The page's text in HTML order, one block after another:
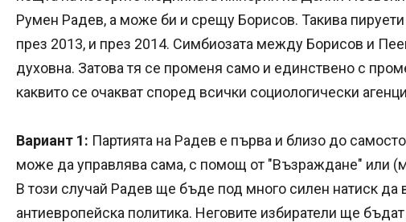
Румен Радев, а може би и срещу Борисов. Такива
през 2013, и през 2014. Симбиозата между Борисов и
духовна. Затова тя се променя само и единствено с
каквито се очакват според всички социологически
Вариант 1: Партията на Радев е първа и близо до
може да управлява сама, с помощ от "Възраждане" или
В този случай Радев ще бъде под много силен натиск да
антиевропейска политика. Неговите избиратели ще